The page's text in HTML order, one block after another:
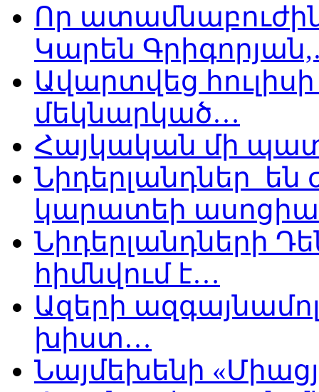
Որ
Կարեն
Ավարտվեց
մեկնարկած…
Հայկական մի
Նիդերլանդներ
կարատեի
Նիդերլանդների
հիմնվում է…
Ազերի
խիստ…
Նայմեխենի